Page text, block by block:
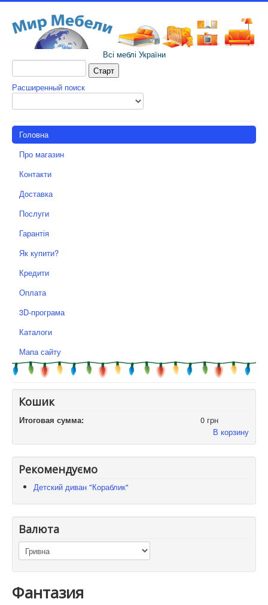
Всі меблі України
Расширенный поиск
Головна
Про магазин
Контакти
Доставка
Послуги
Гарантія
Як купити?
Кредити
Оплата
3D-програма
Каталоги
Мапа сайту
Кошик
Итоговая сумма:
0 грн
В корзину
Рекомендуємо
Детский диван "Кораблик"
Валюта
Фантазия